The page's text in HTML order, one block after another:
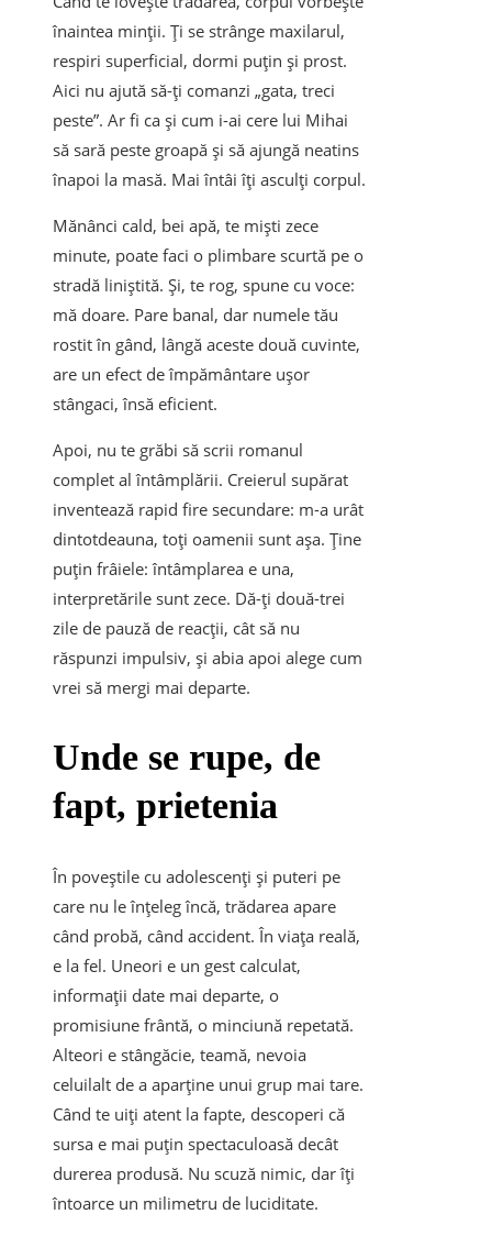
înaintea minții. Ți se strânge maxilarul,
respiri superficial, dormi puțin și prost.
Aici nu ajută să-ți comanzi „gata, treci
peste”. Ar fi ca și cum i-ai cere lui Mihai
să sară peste groapă și să ajungă neatins
înapoi la masă. Mai întâi îți asculți corpul.
Mănânci cald, bei apă, te miști zece
minute, poate faci o plimbare scurtă pe o
stradă liniștită. Și, te rog, spune cu voce:
mă doare. Pare banal, dar numele tău
rostit în gând, lângă aceste două cuvinte,
are un efect de împământare ușor
stângaci, însă eficient.
Apoi, nu te grăbi să scrii romanul
complet al întâmplării. Creierul supărat
inventează rapid fire secundare: m-a urât
dintotdeauna, toți oamenii sunt așa. Ține
puțin frâiele: întâmplarea e una,
interpretările sunt zece. Dă-ți două-trei
zile de pauză de reacții, cât să nu
răspunzi impulsiv, și abia apoi alege cum
vrei să mergi mai departe.
Unde se rupe, de
fapt, prietenia
În poveștile cu adolescenți și puteri pe
care nu le înțeleg încă, trădarea apare
când probă, când accident. În viața reală,
e la fel. Uneori e un gest calculat,
informații date mai departe, o
promisiune frântă, o minciună repetată.
Alteori e stângăcie, teamă, nevoia
celuilalt de a aparține unui grup mai tare.
Când te uiți atent la fapte, descoperi că
sursa e mai puțin spectaculoasă decât
durerea produsă. Nu scuză nimic, dar îți
întoarce un milimetru de luciditate.